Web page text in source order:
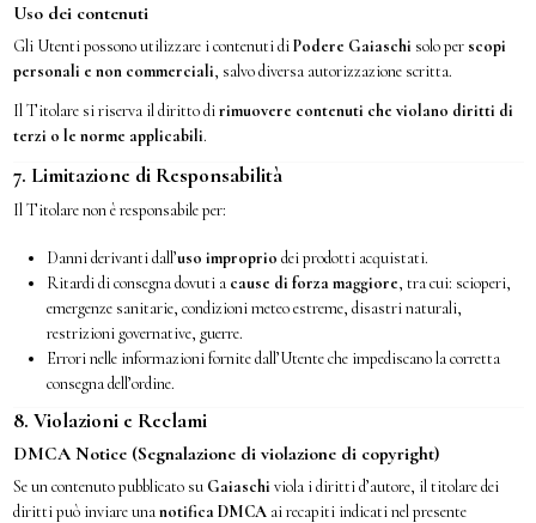
Uso dei contenuti
Gli Utenti possono utilizzare i contenuti diPodere Gaiaschi solo per scopi
personali e non commerciali, salvo diversa autorizzazione scritta.
Il Titolare si riserva il diritto dirimuovere contenuti che violano diritti di
terzi o le norme applicabili.
7. Limitazione di Responsabilità
Il Titolare non è responsabile per:
Danni derivanti dall’uso improprio dei prodotti acquistati.
Ritardi di consegna dovuti a cause di forza maggiore, tra cui: scioperi,
emergenze sanitarie, condizioni meteo estreme, disastri naturali,
restrizioni governative, guerre.
Errori nelle informazioni fornite dall’Utente che impediscano la corretta
consegna dell’ordine.
8. Violazioni e Reclami
DMCA Notice (Segnalazione di violazione di copyright)
Se un contenuto pubblicato su Gaiaschi viola i diritti d’autore, il titolare dei
diritti può inviare unanotifica DMCAai recapiti indicati nel presente